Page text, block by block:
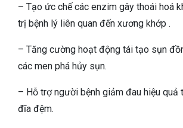
– Tạo ức chế các enzim gây thoái hoá
trị bệnh lý liên quan đến xương khớp .
– Tăng cường hoạt động tái tạo sụn
các men phá hủy sụn.
– Hỗ trợ người bệnh giảm đau hiệu quả
đĩa đệm.